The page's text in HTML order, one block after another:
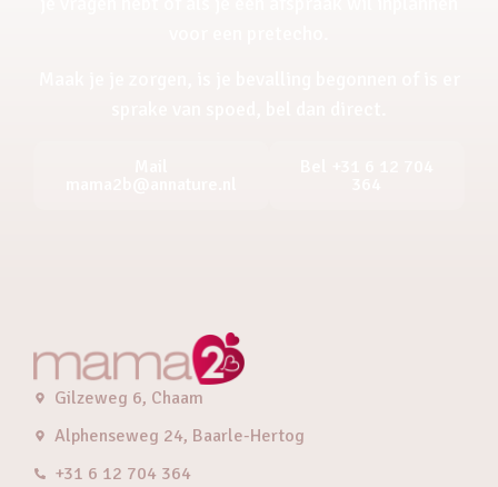
Gilzeweg 6, Chaam
Alphenseweg 24, Baarle-Hertog
+31 6 12 704 364